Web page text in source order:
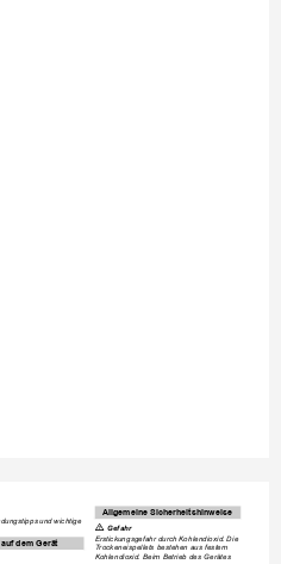
Allgemeine Sicherheitshinweise
und wichtige
 Gefahr
Erstickungsgefahr durch Kohlendioxid. Die
dem Gerät
Trockeneispellets bestehen aus festem
Kohlendioxid. Beim Betrieb des Gerätes